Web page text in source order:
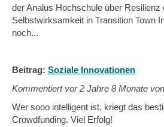
der Analus Hochschule über Resilienz
Selbstwirksamkeit in Transition Town
noch...
Beitrag: Soziale Innovationen
Kommentiert vor2 Jahre 8 Monate
Wer sooo intelligent ist, kriegt das
Crowdfunding. Viel Erfolg!